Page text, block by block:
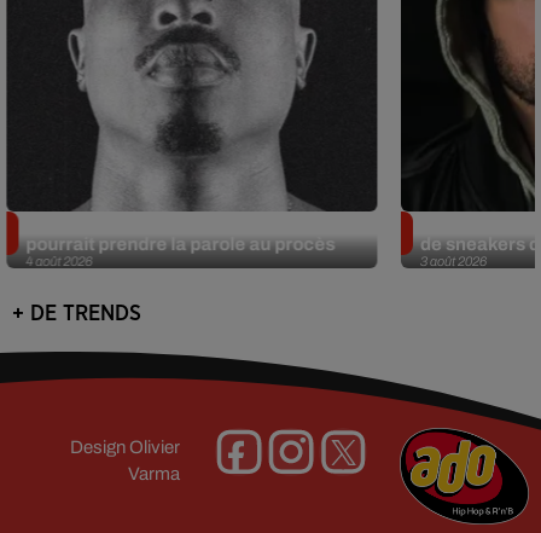
4 août 2026
pourrait prendre la parole au procès
3 août 2026
de sneakers
+ DE TRENDS
Design Olivier
Varma